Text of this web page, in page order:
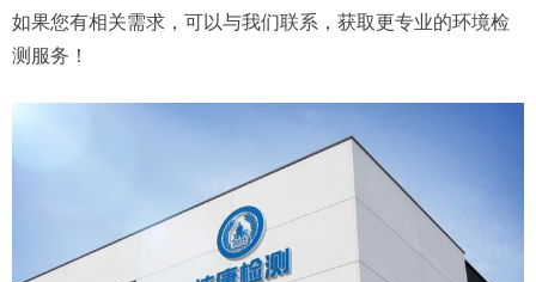
如果您有相关需求，可以与我们联系，获取更专业的环境检
测服务！